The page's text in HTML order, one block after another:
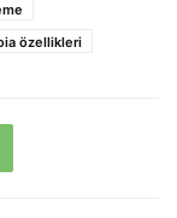
özellikleri